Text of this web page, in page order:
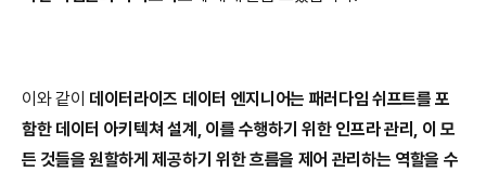
이와 같이 데이터라이즈 데이터 엔지니어는 패러다임 쉬프트를 포
함한 데이터 아키텍쳐 설계, 이를 수행하기 위한 인프라 관리, 이 모
든 것들을 원할하게 제공하기 위한 흐름을 제어 관리하는 역할을 수